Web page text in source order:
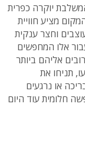
יוקרה כפרית
מציע חוויית
וחצר ענקית
אלו המחפשים
אליהם ביותר
תניחו את
או נרגעים
חלומית עוד היום